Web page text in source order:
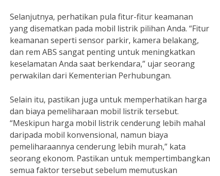
Selanjutnya, perhatikan pula fitur-fitur keamanan
yang disematkan pada mobil listrik pilihan Anda. “Fitur
keamanan seperti sensor parkir, kamera belakang,
dan rem ABS sangat penting untuk meningkatkan
keselamatan Anda saat berkendara,” ujar seorang
perwakilan dari Kementerian Perhubungan.
Selain itu, pastikan juga untuk memperhatikan harga
dan biaya pemeliharaan mobil listrik tersebut.
“Meskipun harga mobil listrik cenderung lebih mahal
daripada mobil konvensional, namun biaya
pemeliharaannya cenderung lebih murah,” kata
seorang ekonom. Pastikan untuk mempertimbangkan
semua faktor tersebut sebelum memutuskan